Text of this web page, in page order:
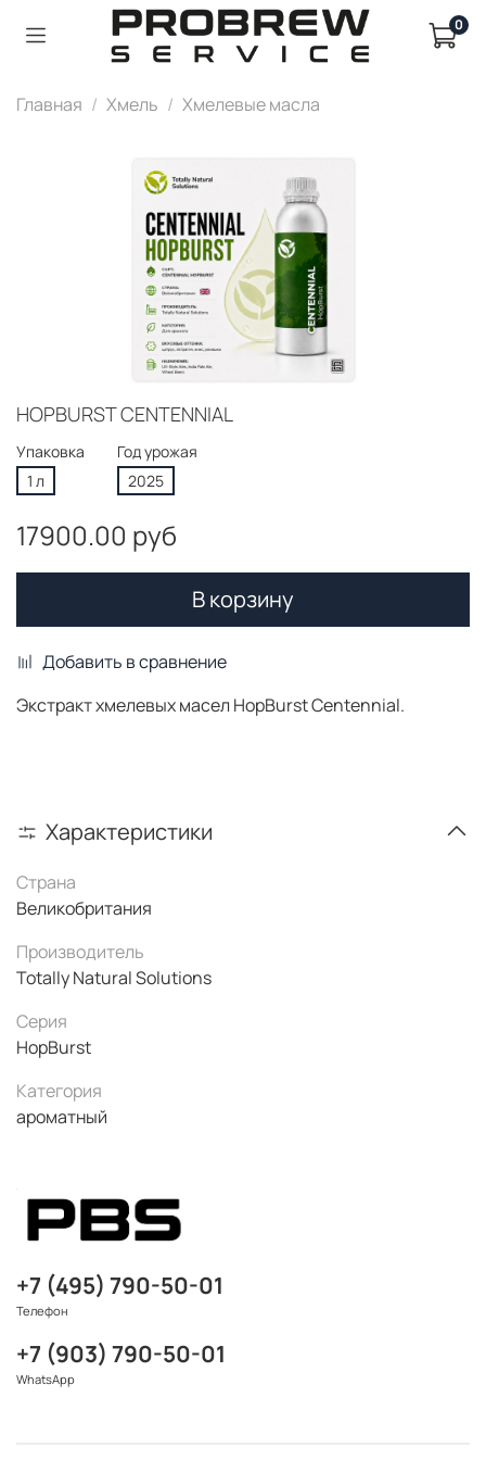
0
Главная Хмель Хмелевые масла
HOPBURST CENTENNIAL
Упаковка
1 л
Год урожая
2025
17900.00 руб
В корзину
Добавить в сравнение
Экстракт хмелевых масел HopBurst Centennial.
Характеристики
Страна
Великобритания
Производитель
Totally Natural Solutions
Серия
HopBurst
Категория
ароматный
+7 (495) 790-50-01
Телефон
+7 (903) 790-50-01
WhatsApp